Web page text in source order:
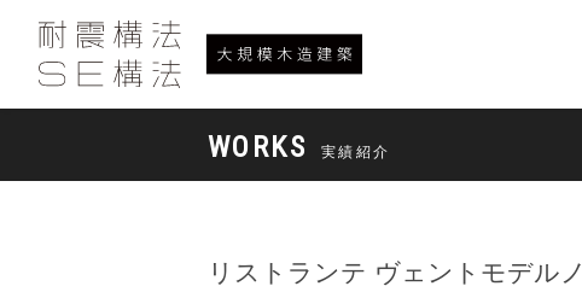
WORKS 実績紹介
リストランテ ヴェントモデルノ